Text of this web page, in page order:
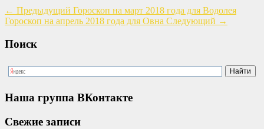
← Предыдущий Гороскоп на март 2018 года для Водолея
Гороскоп на апрель 2018 года для Овна Следующий →
Поиск
Наша группа ВКонтакте
Свежие записи